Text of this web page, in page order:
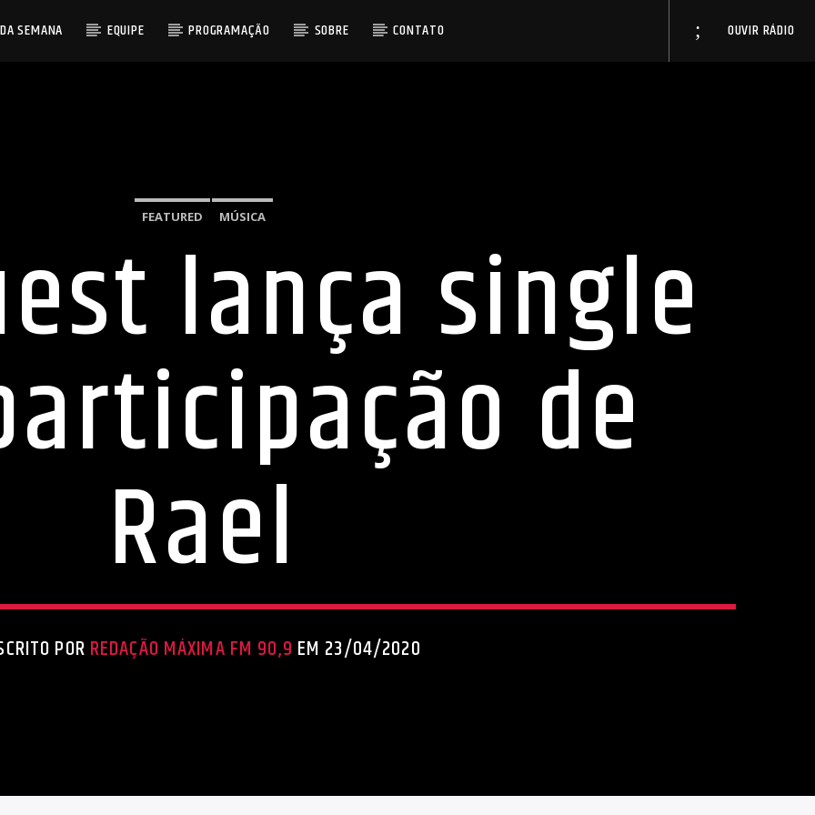
SEMANA EQUIPE PROGRAMAÇÃO SOBRE CONTATO OUVIR RÁDIO
FEATURED MÚSICA
lança single
de
Rael
POR REDAÇÃO MÁXIMA FM 90,9 EM 23/04/2020